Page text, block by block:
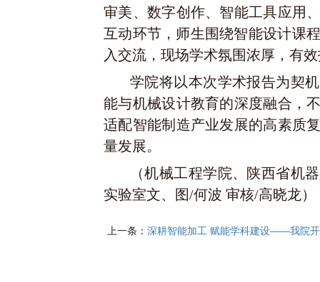
审美、数字创作、智能工具应用
互动环节，师生围绕智能设计课
入交流，现场学术氛围浓厚，有
学院将以本次学术报告为契
能与机械设计教育的深度融合，
适配智能制造产业发展的高素质
量发展。
（机械工程学院、陕西省机
实验室文、图/何波 审核/高晓龙）
上一条： 深耕智能加工 赋能学科建设——我院